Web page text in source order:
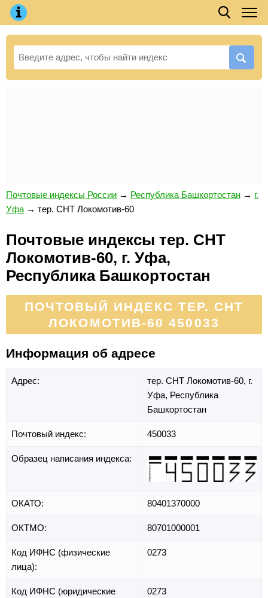
Почтовые индексы России → Республика Башкортостан → г.
Уфа → тер. СНТ Локомотив-60
Почтовые индексы тер. СНТ
Локомотив-60, г. Уфа,
Республика Башкортостан
ПОЧТОВЫЙ ИНДЕКС ТЕР. СНТ
ЛОКОМОТИВ-60 450033
Информация об адресе
Адрес: тер. СНТ Локомотив-60, г.
Уфа, Республика
Башкортостан
Почтовый индекс: 450033
Образец написания индекса:
ОКАТО: 80401370000
ОКТМО: 80701000001
Код ИФНС (физические
лица):
0273
Код ИФНС (юридические
0273